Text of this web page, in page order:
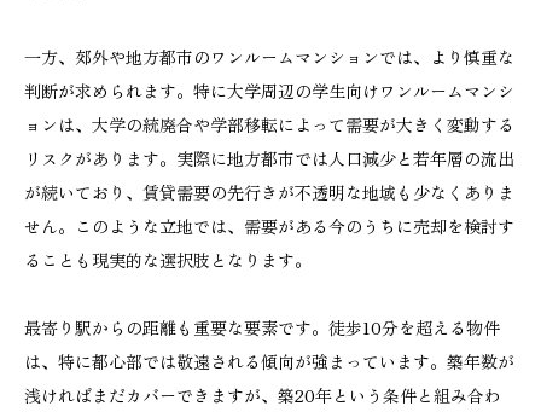
一方、郊外や地方都市のワンルームマンションでは、より慎重な
判断が求められます。特に大学周辺の学生向けワンルームマンシ
ョンは、大学の統廃合や学部移転によって需要が大きく変動する
リスクがあります。実際に地方都市では人口減少と若年層の流出
が続いており、賃貸需要の先行きが不透明な地域も少なくありま
せん。このような立地では、需要がある今のうちに売却を検討す
ることも現実的な選択肢となります。
最寄り駅からの距離も重要な要素です。徒歩10分を超える物件
は、特に都心部では敬遠される傾向が強まっています。築年数が
浅ければまだカバーできますが、築20年という条件と組み合わ